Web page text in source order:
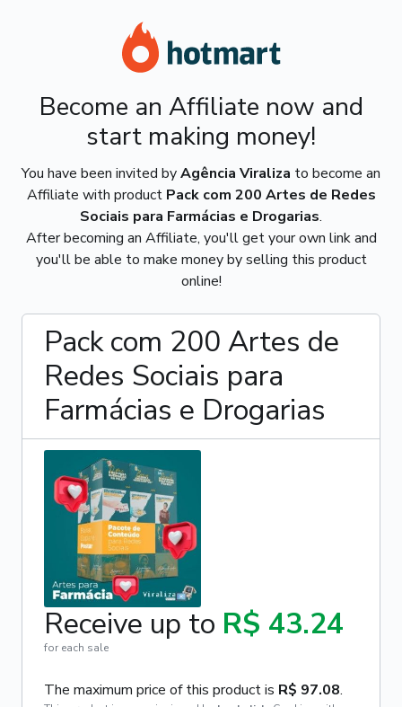
Become an Affiliate now and
start making money!
You have been invited byAgência Viraliza to become an
Affiliate with product Pack com 200 Artes de Redes
Sociais para Farmácias e Drogarias.
After becoming an Affiliate, you'll get your own link and
you'll be able to make money by selling this product
online!
Pack com 200 Artes de
Redes Sociais para
Farmácias e Drogarias
Receive up to R$ 43.24
for each sale
The maximum price of this product is R$ 97.08.